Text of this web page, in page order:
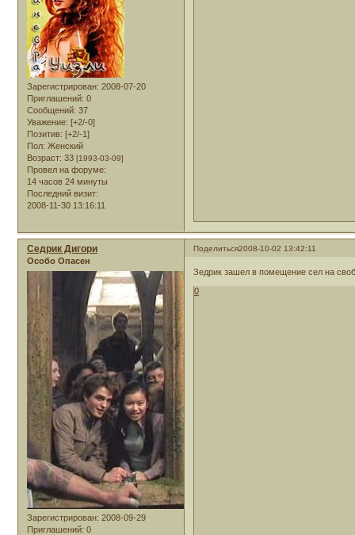
Зарегистрирован: 2008-07-20
Приглашений: 0
Сообщений: 37
Уважение: [+2/-0]
Позитив: [+2/-1]
Пол: Женский
Возраст: 33 [1993-03-09]
Провел на форуме:
14 часов 24 минуты
Последний визит:
2008-11-30 13:16:11
Поделиться2008-10-02 13:42:11
Седрик Дигори
Особо Опасен
Зарегистрирован: 2008-09-29
Приглашений: 0
Зедрик зашел в помещение сел на
0